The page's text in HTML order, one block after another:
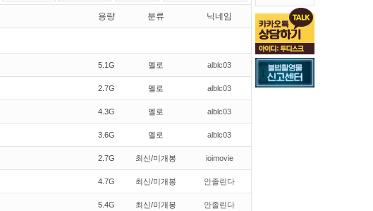
용량 분류 닉네임
5.1G 멜로 alblc03
2.7G 멜로 alblc03
4.3G 멜로 alblc03
3.6G 멜로 alblc03
2.7G 최신/미개봉 ioimovie
4.7G 최신/미개봉 안졸린다
5.4G 최신/미개봉 안졸린다